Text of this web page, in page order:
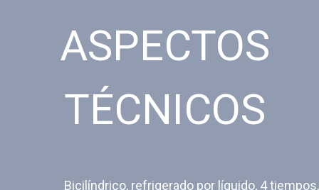
ASPECTOS
TÉCNICOS
Bicilíndrico, refrigerado por líquido, 4 tiempos,